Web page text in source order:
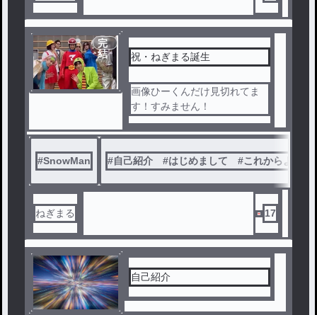
完
結
祝・ねぎまる誕生
画像ひーくんだけ見切れてま
す！すみません！
#SnowMan #自己紹介 #はじめまして #これからよろし
ねぎまる 17
自己紹介